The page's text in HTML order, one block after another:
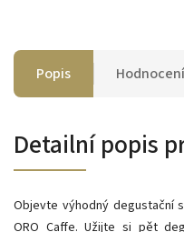
Popis Hodnocení
Detailní popis
Objevte výhodný degustační
ORO Caffe. Užijte si pět